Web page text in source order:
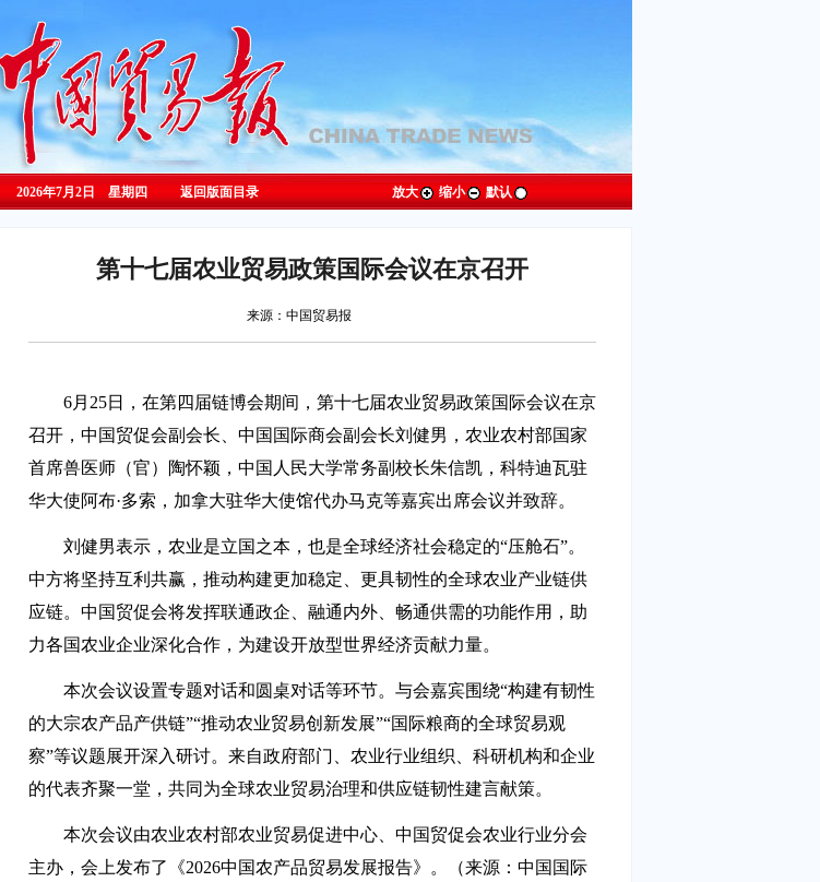
2026年7月2日 星期 四 返回版面目录 放大 缩小 默认
第十七届农业贸易政策国际会议在京召开
来源：中国贸易报
6月25日，在第四届链博会期间，第十七届农业贸易政策国际会议在京
召开，中国贸促会副会长、中国国际商会副会长刘健男，农业农村部国家
首席兽医师（官）陶怀颖，中国人民大学常务副校长朱信凯，科特迪瓦驻
华大使阿布·多索，加拿大驻华大使馆代办马克等嘉宾出席会议并致辞。
刘健男表示，农业是立国之本，也是全球经济社会稳定的“压舱石”。
中方将坚持互利共赢，推动构建更加稳定、更具韧性的全球农业产业链供
应链。中国贸促会将发挥联通政企、融通内外、畅通供需的功能作用，助
力各国农业企业深化合作，为建设开放型世界经济贡献力量。
本次会议设置专题对话和圆桌对话等环节。与会嘉宾围绕“构建有韧性
的大宗农产品产供链”“推动农业贸易创新发展”“国际粮商的全球贸易观
察”等议题展开深入研讨。来自政府部门、农业行业组织、科研机构和企业
的代表齐聚一堂，共同为全球农业贸易治理和供应链韧性建言献策。
本次会议由农业农村部农业贸易促进中心、中国贸促会农业行业分会
主办，会上发布了《2026中国农产品贸易发展报告》。（来源：中国国际